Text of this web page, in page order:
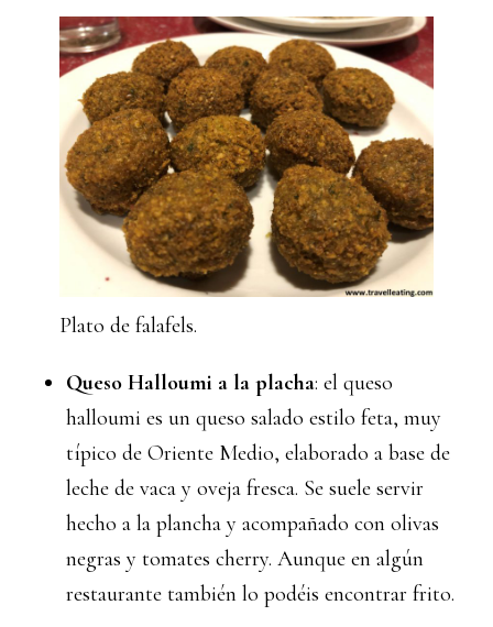
Plato de falafels.
Queso Halloumi a la placha: el queso
halloumi es un queso salado estilo feta, muy
típico de Oriente Medio, elaborado a base de
leche de vaca y oveja fresca. Se suele servir
hecho a la plancha y acompañado con olivas
negras y tomates cherry. Aunque en algún
restaurante también lo podéis encontrar frito.